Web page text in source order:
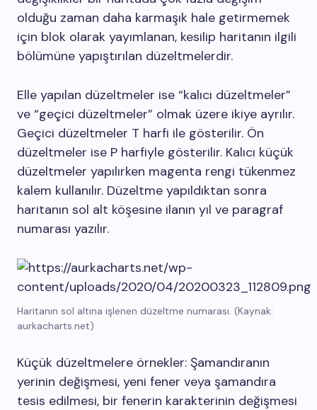
olduğu zaman daha karmaşık hale getirmemek
için blok olarak yayımlanan, kesilip haritanın ilgili
bölümüne yapıştırılan düzeltmelerdir.
Elle yapılan düzeltmeler ise “kalıcı düzeltmeler”
ve “geçici düzeltmeler” olmak üzere ikiye ayrılır.
Geçici düzeltmeler T harfi ile gösterilir. Ön
düzeltmeler ise P harfiyle gösterilir. Kalıcı küçük
düzeltmeler yapılırken magenta rengi tükenmez
kalem kullanılır. Düzeltme yapıldıktan sonra
haritanın sol alt köşesine ilanın yıl ve paragraf
numarası yazılır.
Haritanın sol altına işlenen düzeltme numarası. (Kaynak:
aurkacharts.net)
Küçük düzeltmelere örnekler: Şamandıranın
yerinin değişmesi, yeni fener veya şamandıra
tesis edilmesi, bir fenerin karakterinin değişmesi